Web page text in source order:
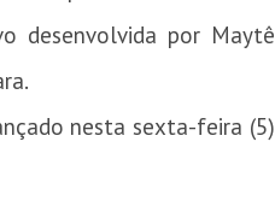
desenvolvida por Maytê
nesta sexta-feira (5)